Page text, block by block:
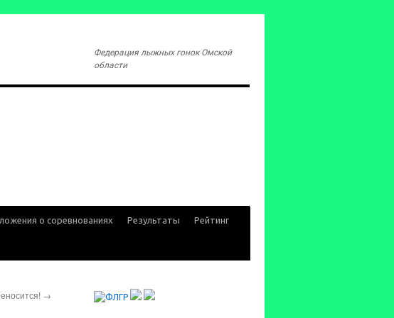
Федерация лыжных гонок Омской
области
о соревнованиях Результаты Рейтинг
→